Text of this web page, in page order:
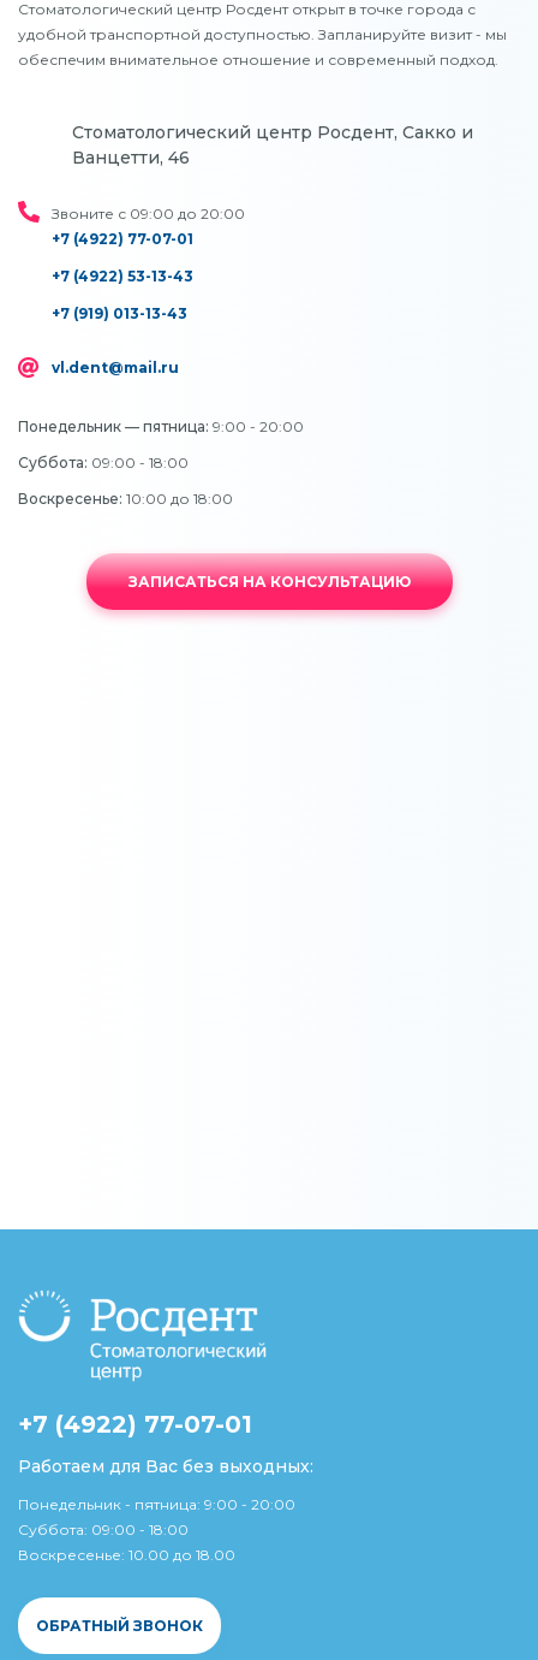
Стоматологический центр Росдент открыт в точке города с
удобной транспортной доступностью. Запланируйте визит - мы
обеспечим внимательное отношение и современный подход.
Стоматологический центр Росдент, Сакко и
Ванцетти, 46
Звоните с 09:00 до 20:00
+7 (4922) 77-07-01
+7 (4922) 53-13-43
+7 (919) 013-13-43
vl.dent@mail.ru
Понедельник — пятница: 9:00 - 20:00
Суббота: 09:00 - 18:00
Воскресенье: 10:00 до 18:00
ЗАПИСАТЬСЯ НА КОНСУЛЬТАЦИЮ
+7 (4922) 77-07-01
Работаем для Вас без выходных:
Понедельник - пятница: 9:00 - 20:00
Суббота: 09:00 - 18:00
Воскресенье: 10.00 до 18.00
ОБРАТНЫЙ ЗВОНОК